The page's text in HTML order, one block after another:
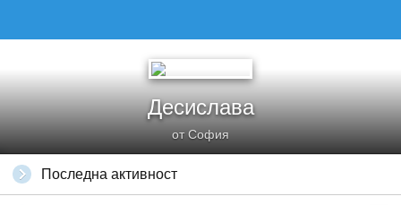
Десислава
от София
Последна активност